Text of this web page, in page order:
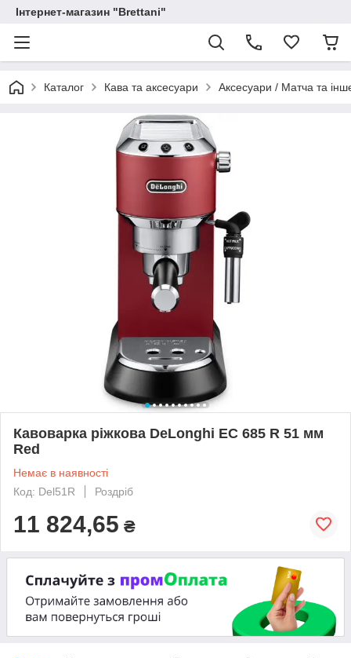
Інтернет-магазин "Brettani"
Каталог Кава та аксесуари Аксесуари / Матча та
Кавоварка ріжкова DeLonghi EC 685 R 51 мм
Red
Немає в наявності
Код: Del51R
Роздріб
11 824,65 ₴